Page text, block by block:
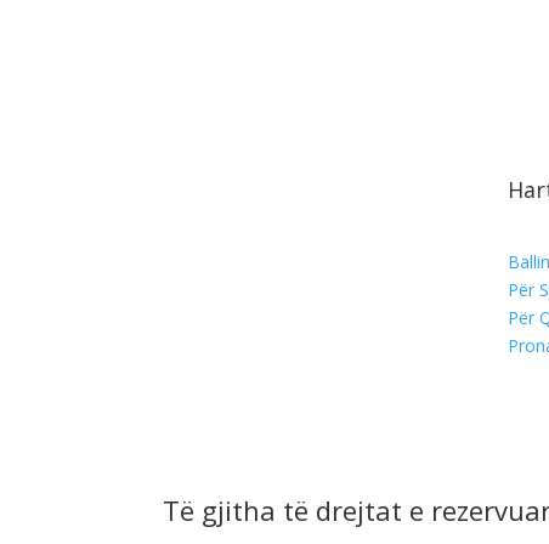
Për
Për
Të gjitha të drejtat e